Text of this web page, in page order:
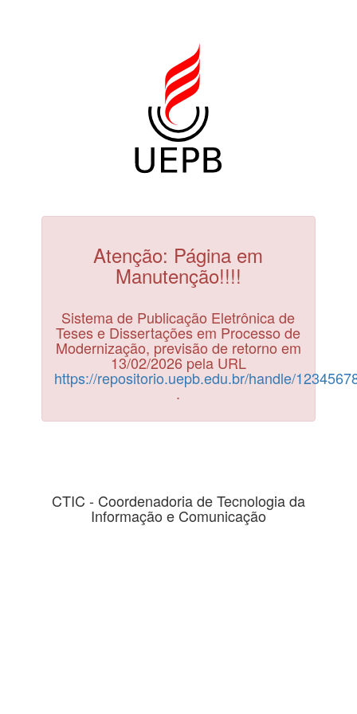
Atenção: Página em
Manutenção!!!!
Sistema de Publicação Eletrônica de
Teses e Dissertações em Processo de
Modernização, previsão de retorno em
13/02/2026 pela URL
https://repositorio.uepb.edu.br/handle/
.
CTIC - Coordenadoria de Tecnologia da
Informação e Comunicação